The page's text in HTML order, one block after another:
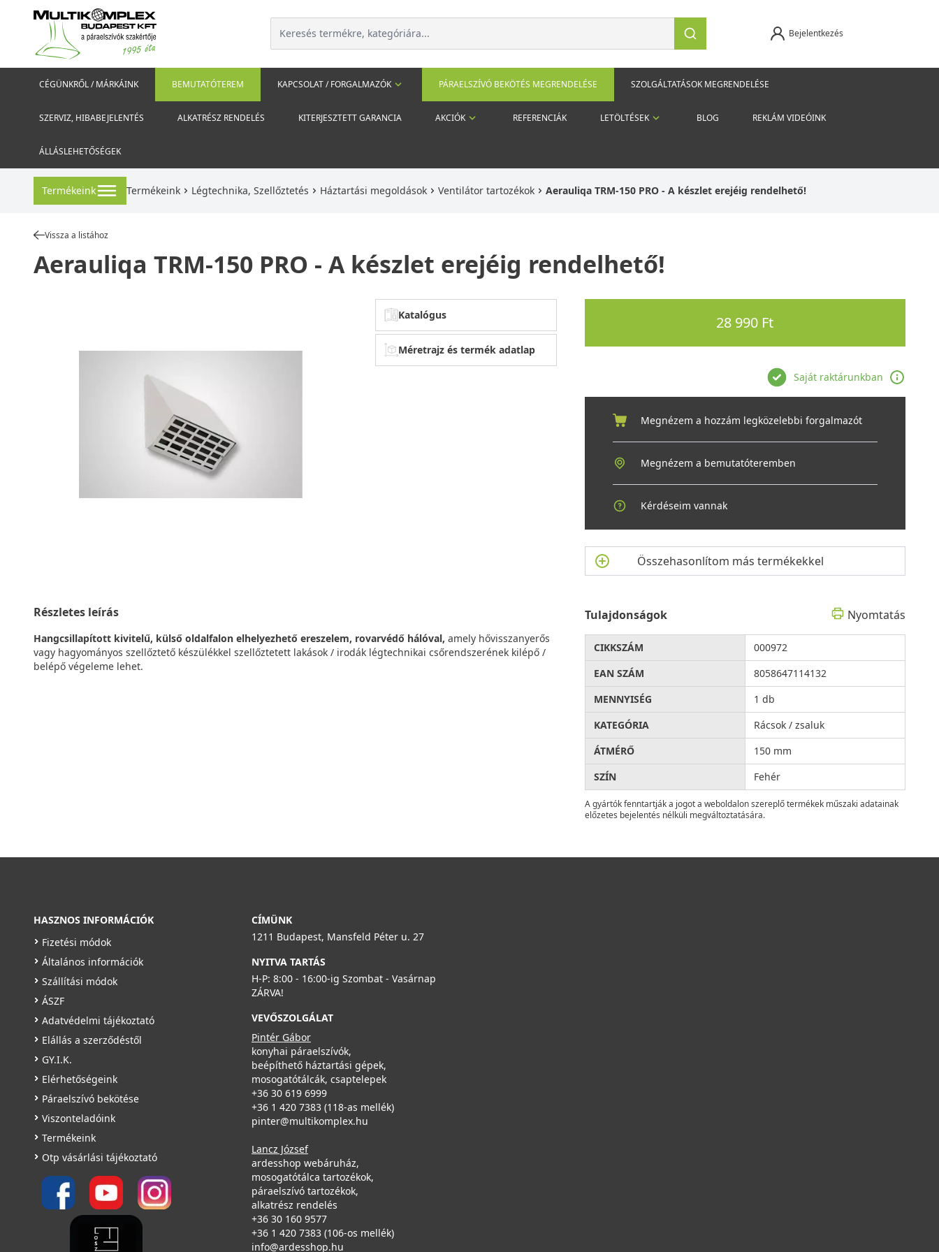
Bejelentkezés
CÉGÜNKRŐL / MÁRKÁINK BEMUTATÓTEREM KAPCSOLAT / FORGALMAZÓK PÁRAELSZÍVÓ BEKÖTÉS MEGRENDELÉSE SZOLGÁLTATÁSOK MEGRENDELÉSE
SZERVIZ, HIBABEJELENTÉS ALKATRÉSZ RENDELÉS KITERJESZTETT GARANCIA AKCIÓK REFERENCIÁK LETÖLTÉSEK BLOG REKLÁM VIDEÓINK
ÁLLÁSLEHETŐSÉGEK
Termékeink Termékeink Légtechnika, Szellőztetés Háztartási megoldások Ventilátor tartozékok Aerauliqa TRM-150 PRO - A készlet erejéig rendelhető!
Vissza a listához
Aerauliqa TRM-150 PRO - A készlet erejéig rendelhető!
Katalógus
Méretrajz és termék adatlap
Részletes leírás
Hangcsillapított kivitelű, külső oldalfalon elhelyezhető ereszelem, rovarvédő hálóval, amely hővisszanyerős
vagy hagyományos szellőztető készülékkel szellőztetett lakások / irodák légtechnikai csőrendszerének kilépő /
belépő végeleme lehet.
28 990 Ft
Saját raktárunkban
Megnézem a hozzám legközelebbi forgalmazót
Megnézem a bemutatóteremben
Kérdéseim vannak
Összehasonlítom más termékekkel
Tulajdonságok Nyomtatás
CIKKSZÁM
000972
EAN SZÁM
8058647114132
MENNYISÉG
1 db
KATEGÓRIA
Rácsok / zsaluk
ÁTMÉRŐ
150 mm
SZÍN
Fehér
A gyártók fenntartják a jogot a weboldalon szereplő termékek műszaki adatainak
előzetes bejelentés nélküli megváltoztatására.
HASZNOS INFORMÁCIÓK
Fizetési módok
Általános információk
Szállítási módok
ÁSZF
Adatvédelmi tájékoztató
Elállás a szerződéstől
GY.I.K.
Elérhetőségeink
Páraelszívó bekötése
Viszonteladóink
Termékeink
Otp vásárlási tájékoztató
CÍMÜNK
1211 Budapest, Mansfeld Péter u. 27
NYITVA TARTÁS
H-P: 8:00 - 16:00-ig Szombat - Vasárnap
ZÁRVA!
VEVŐSZOLGÁLAT
Pintér Gábor
konyhai páraelszívók,
beépíthető háztartási gépek,
mosogatótálcák, csaptelepek
+36 30 619 6999
+36 1 420 7383 (118-as mellék)
pinter@multikomplex.hu
Lancz József
ardesshop webáruház,
mosogatótálca tartozékok,
páraelszívó tartozékok,
alkatrész rendelés
+36 30 160 9577
+36 1 420 7383 (106-os mellék)
info@ardesshop.hu